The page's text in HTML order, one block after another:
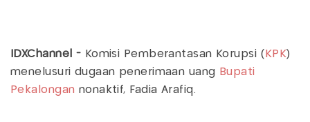
IDXChannel - Komisi Pemberantasan Korupsi ( KPK)
menelusuri dugaan penerimaan uang Bupati
Pekalongan nonaktif, Fadia Arafiq.